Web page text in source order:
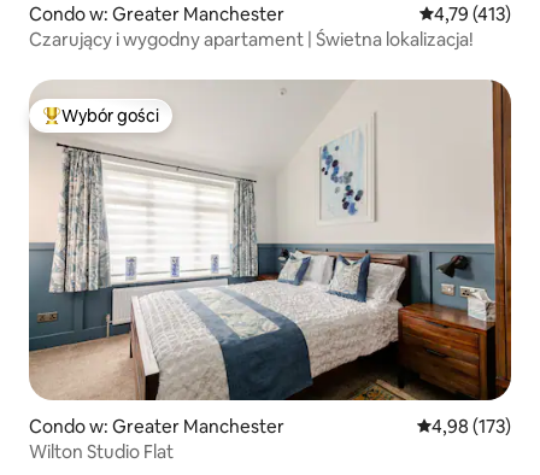
Condo w: Greater Manchester Średnia
4,79 (413)
Czarujący i wygodny apartament | Świetna lokalizacja!
Najpopularniejsze z kategorii Wybór gości
Wybór gości
Condo w: Greater Manchester Średnia
4,98 (173)
Wilton Studio Flat